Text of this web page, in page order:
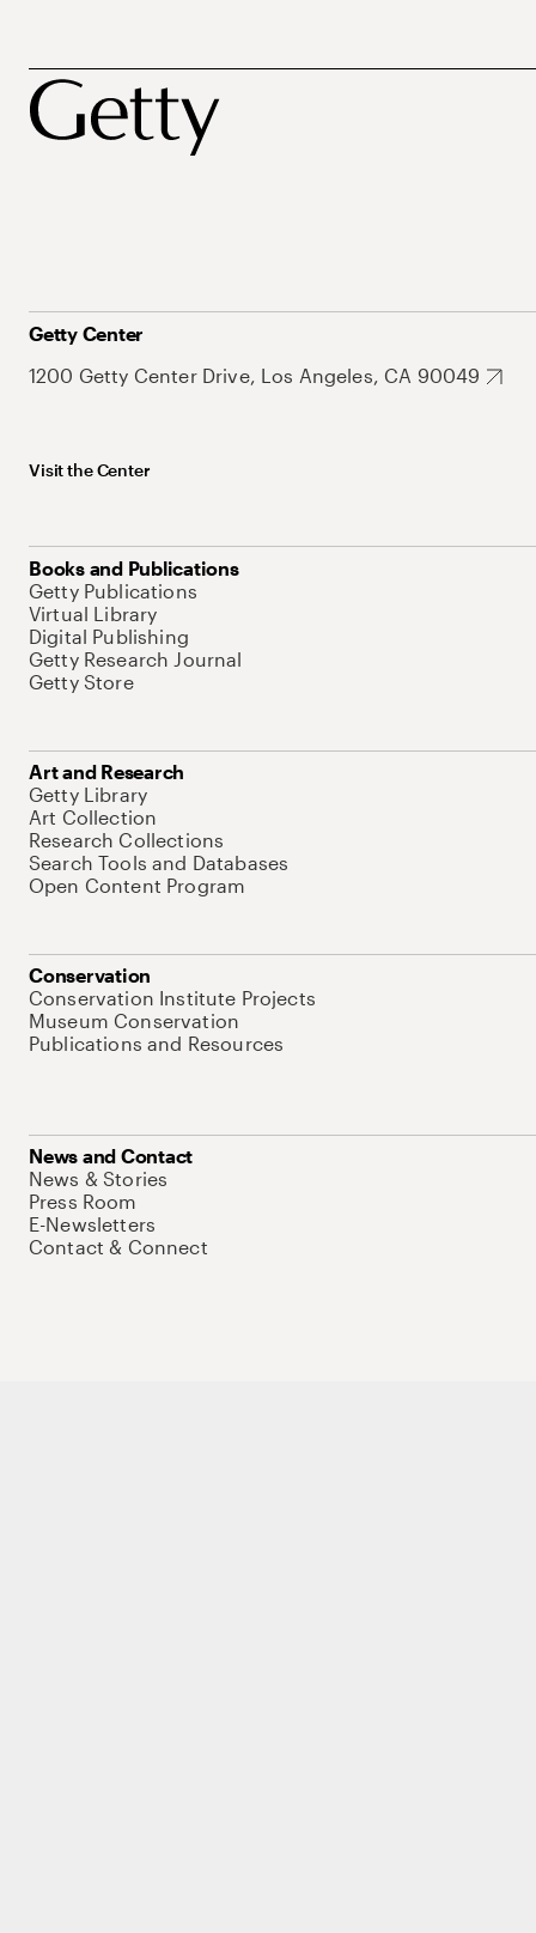
Getty Center
1200 Getty Center Drive, Los Angeles, CA 90049
Visit the Center
Books and Publications
Getty Publications
Virtual Library
Digital Publishing
Getty Research Journal
Getty Store
Art and Research
Getty Library
Art Collection
Research Collections
Search Tools and Databases
Open Content Program
Conservation
Conservation Institute Projects
Museum Conservation
Publications and Resources
News and Contact
News & Stories
Press Room
E-Newsletters
Contact & Connect